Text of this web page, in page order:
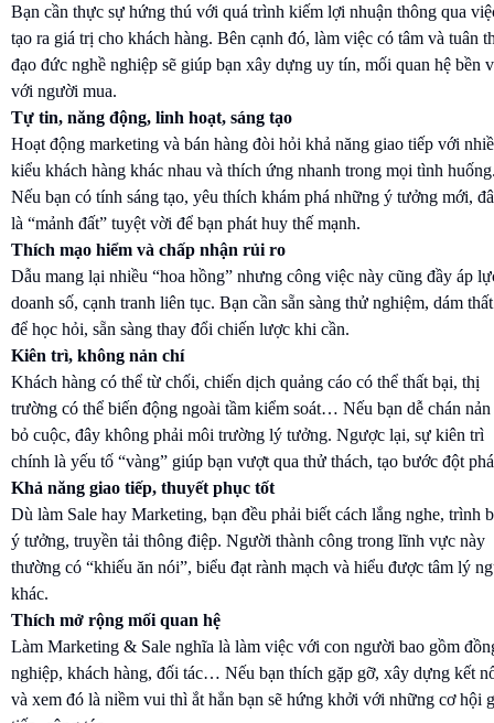
Bạn cần thực sự hứng thú với quá trình kiếm lợi nhuận thông qua
tạo ra giá trị cho khách hàng. Bên cạnh đó, làm việc có tâm và tuân
đạo đức nghề nghiệp sẽ giúp bạn xây dựng uy tín, mối quan hệ bền
với người mua.
Tự tin, năng động, linh hoạt, sáng tạo
Hoạt động marketing và bán hàng đòi hỏi khả năng giao tiếp với
kiểu khách hàng khác nhau và thích ứng nhanh trong mọi tình
Nếu bạn có tính sáng tạo, yêu thích khám phá những ý tưởng mới,
là “mảnh đất” tuyệt vời để bạn phát huy thế mạnh.
Thích mạo hiểm và chấp nhận rủi ro
Dẫu mang lại nhiều “hoa hồng” nhưng công việc này cũng đầy áp
doanh số, cạnh tranh liên tục. Bạn cần sẵn sàng thử nghiệm, dám
để học hỏi, sẵn sàng thay đổi chiến lược khi cần.
Kiên trì, không nản chí
Khách hàng có thể từ chối, chiến dịch quảng cáo có thể thất bại, thị
trường có thể biến động ngoài tầm kiểm soát… Nếu bạn dễ chán nản
bỏ cuộc, đây không phải môi trường lý tưởng. Ngược lại, sự kiên trì
chính là yếu tố “vàng” giúp bạn vượt qua thử thách, tạo bước đột
Khả năng giao tiếp, thuyết phục tốt
Dù làm Sale hay Marketing, bạn đều phải biết cách lắng nghe, trình
ý tưởng, truyền tải thông điệp. Người thành công trong lĩnh vực này
thường có “khiếu ăn nói”, biểu đạt rành mạch và hiểu được tâm lý
khác.
Thích mở rộng mối quan hệ
Làm Marketing & Sale nghĩa là làm việc với con người bao gồm
nghiệp, khách hàng, đối tác… Nếu bạn thích gặp gỡ, xây dựng kết
và xem đó là niềm vui thì ắt hẳn bạn sẽ hứng khởi với những cơ hội